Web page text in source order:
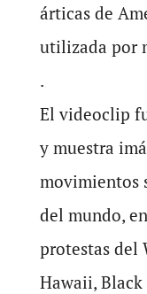
árticas de
utilizada por
.
El videoclip
y muestra
movimientos
del mundo,
protestas del
Hawaii,